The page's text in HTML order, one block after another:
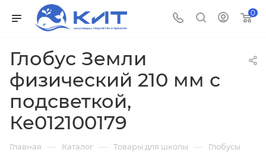
0
Глобус Земли
физический 210 мм с
подсветкой,
Ке012100179
Главная — Каталог — Товары для школы — Глобусы